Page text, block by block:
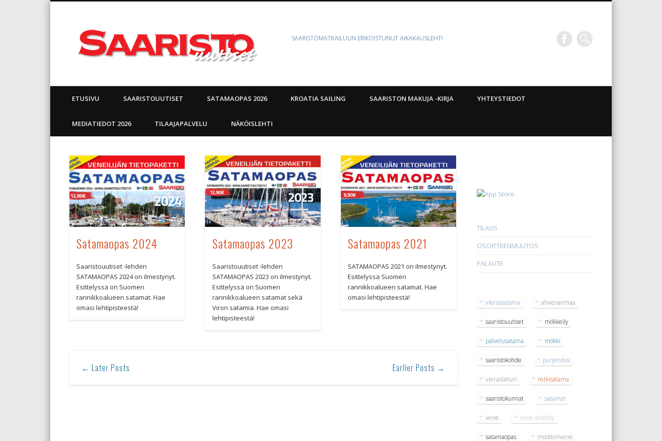
SAARISTOMATKAILUUN ERIKOISTUNUT AIKAKAUSLEHTI
Facebook
ETUSIVU SAARISTOUUTISET SATAMAOPAS 2026 KROATIA SAILING SAARISTON MAKUJA -KIRJA YHTEYSTIEDOT
MEDIATIEDOT 2026 TILAAJAPALVELU NÄKÖISLEHTI
Satamaopas 2024
Saaristouutiset -lehden
SATAMAOPAS 2024 on ilmestynyt.
Esittelyssä on Suomen
rannikkoalueen satamat. Hae
omasi lehtipisteestä!
Satamaopas 2023
Saaristouutiset -lehden
SATAMAOPAS 2023 on ilmestynyt.
Esittelyssä on Suomen
rannikkoalueen satamat sekä
Viron satamia. Hae omasi
lehtipisteestä!
Satamaopas 2021
SATAMAOPAS 2021 on ilmestynyt.
Esittelyssä Suomen
rannikkoalueen satamat. Hae
omasi lehtipisteestä!
← Later Posts Earlier Posts →
TILAUS
OSOITTEENMUUTOS
PALAUTE
vierassatama ahvenanmaa
saaristouutiset mökkeily
palvelusatama mökki
saaristokohde purjehdus
vieraslaituri retkisatama
saaristokunnat satamat
vene vene-esittely
satamaopas moottorivene